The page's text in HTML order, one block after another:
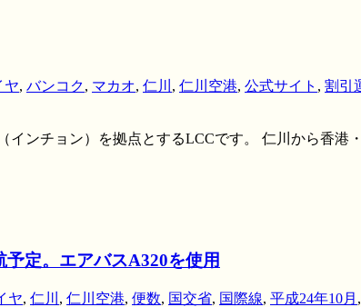
ヤ, バンコク, マカオ, 仁川 , 仁川空港, 公式サイト , 割引
インチョン）を拠点とするLCCです。 仁川から香
定。エアバスA320を使用
ヤ, 仁川 , 仁川空港, 便数, 国交省, 国際線, 平成24年10月 ,